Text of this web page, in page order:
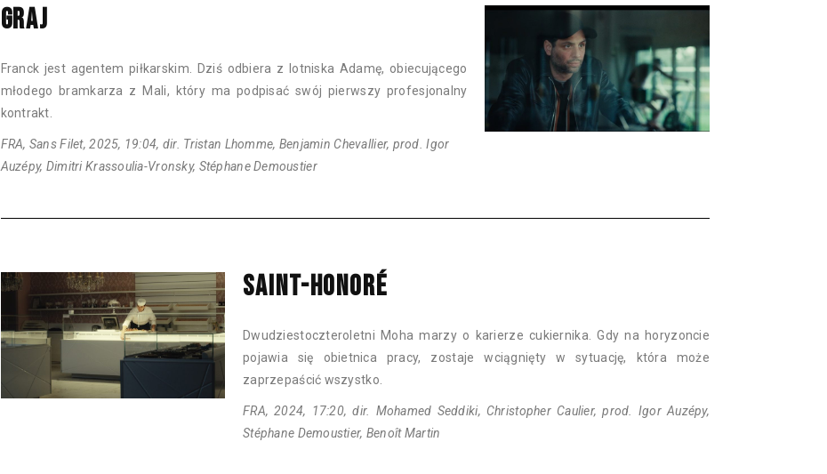
GRAJ
Franck jest agentem piłkarskim. Dziś odbiera z lotniska Adamę, obiecującego
młodego bramkarza z Mali, który ma podpisać swój pierwszy profesjonalny
kontrakt.
FRA, Sans Filet, 2025, 19:04, dir. Tristan Lhomme, Benjamin Chevallier, prod. Igor
Auzépy, Dimitri Krassoulia-Vronsky, Stéphane Demoustier
SAINT-HONORÉ
Dwudziestoczteroletni Moha marzy o karierze cukiernika. Gdy na horyzoncie
pojawia się obietnica pracy, zostaje wciągnięty w sytuację, która może
zaprzepaścić wszystko.
FRA, 2024, 17:20, dir. Mohamed Seddiki, Christopher Caulier, prod. Igor Auzépy,
Stéphane Demoustier, Benoît Martin